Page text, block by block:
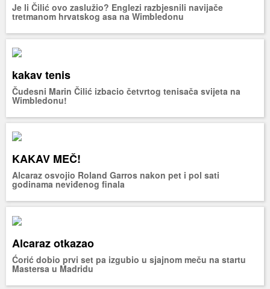
Je li Čilić ovo zaslužio? Englezi razbjesnili navijače
tretmanom hrvatskog asa na Wimbledonu
kakav tenis
Čudesni Marin Čilić izbacio četvrtog tenisača svijeta na
Wimbledonu!
KAKAV MEČ!
Alcaraz osvojio Roland Garros nakon pet i pol sati
godinama neviđenog finala
Alcaraz otkazao
Ćorić dobio prvi set pa izgubio u sjajnom meču na startu
Mastersa u Madridu